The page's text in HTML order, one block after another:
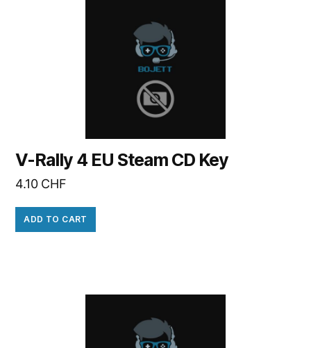
V-Rally 4 EU Steam CD Key
4.10 CHF
ADD TO CART